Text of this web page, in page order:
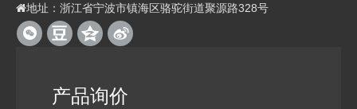
地址：浙江省宁波市镇海区骆驼街道聚源路328号
产品询价